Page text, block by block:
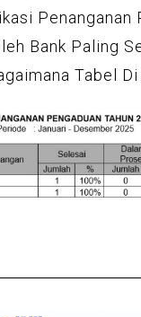
Penanganan
Bank Paling
Tabel Di